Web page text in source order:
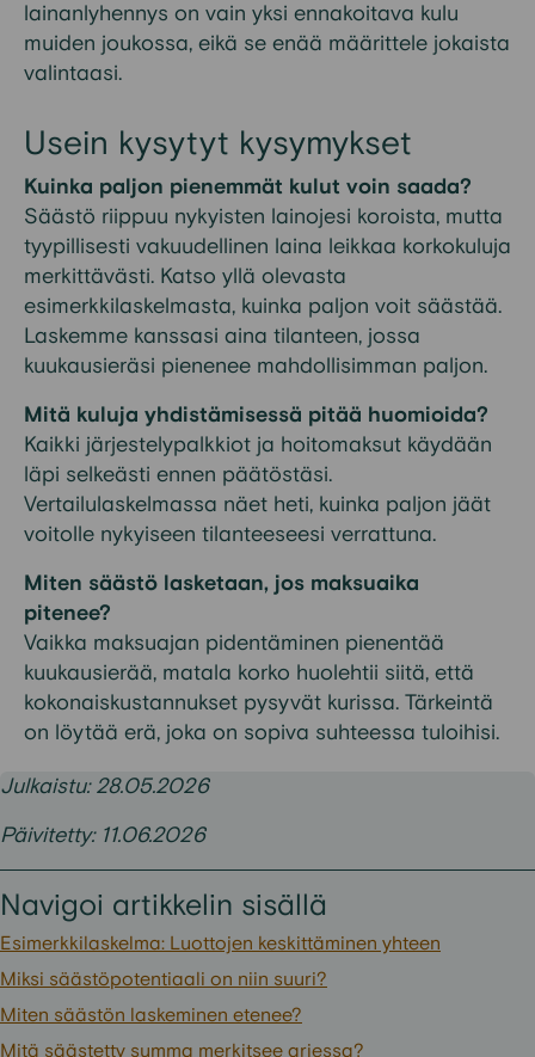
lainanlyhennys on vain yksi ennakoitava kulu
muiden joukossa, eikä se enää määrittele jokaista
valintaasi.
Usein kysytyt kysymykset
Kuinka paljon pienemmät kulut voin saada?
Säästö riippuu nykyisten lainojesi koroista, mutta
tyypillisesti vakuudellinen laina leikkaa korkokuluja
merkittävästi. Katso yllä olevasta
esimerkkilaskelmasta, kuinka paljon voit säästää.
Laskemme kanssasi aina tilanteen, jossa
kuukausieräsi pienenee mahdollisimman paljon.
Mitä kuluja yhdistämisessä pitää huomioida?
Kaikki järjestelypalkkiot ja hoitomaksut käydään
läpi selkeästi ennen päätöstäsi.
Vertailulaskelmassa näet heti, kuinka paljon jäät
voitolle nykyiseen tilanteeseesi verrattuna.
Miten säästö lasketaan, jos maksuaika
pitenee?
Vaikka maksuajan pidentäminen pienentää
kuukausierää, matala korko huolehtii siitä, että
kokonaiskustannukset pysyvät kurissa. Tärkeintä
on löytää erä, joka on sopiva suhteessa tuloihisi.
Julkaistu: 28.05.2026
Päivitetty: 11.06.2026
Navigoi artikkelin sisällä
Esimerkkilaskelma: Luottojen keskittäminen yhteen
Miksi säästöpotentiaali on niin suuri?
Miten säästön laskeminen etenee?
Mitä säästetty summa merkitsee arjessa?